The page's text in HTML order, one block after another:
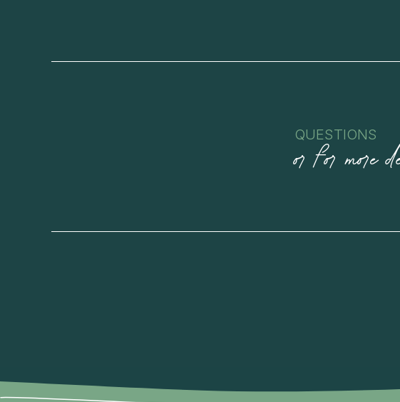
QUESTIONS
or for more